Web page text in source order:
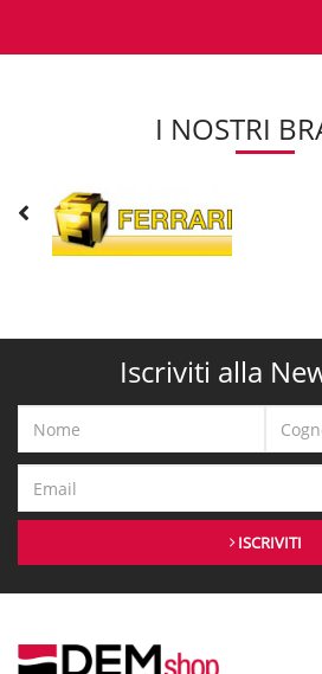
I NOSTRI
Iscriviti alla
ISCRIVITI